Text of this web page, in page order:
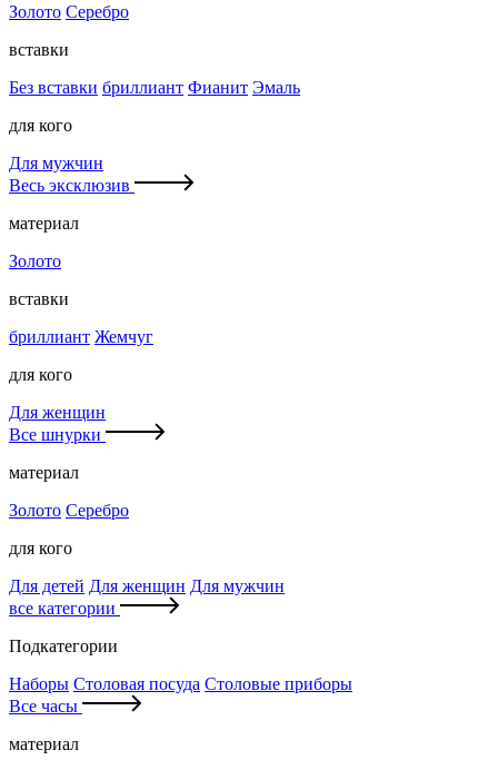
Золото Серебро
вставки
Без вставки бриллиант Фианит Эмаль
для кого
Для мужчин
Весь эксклюзив
материал
Золото
вставки
бриллиант Жемчуг
для кого
Для женщин
Все шнурки
материал
Золото Серебро
для кого
Для детей Для женщин Для мужчин
все категории
Подкатегории
Наборы Столовая посуда Столовые приборы
Все часы
материал